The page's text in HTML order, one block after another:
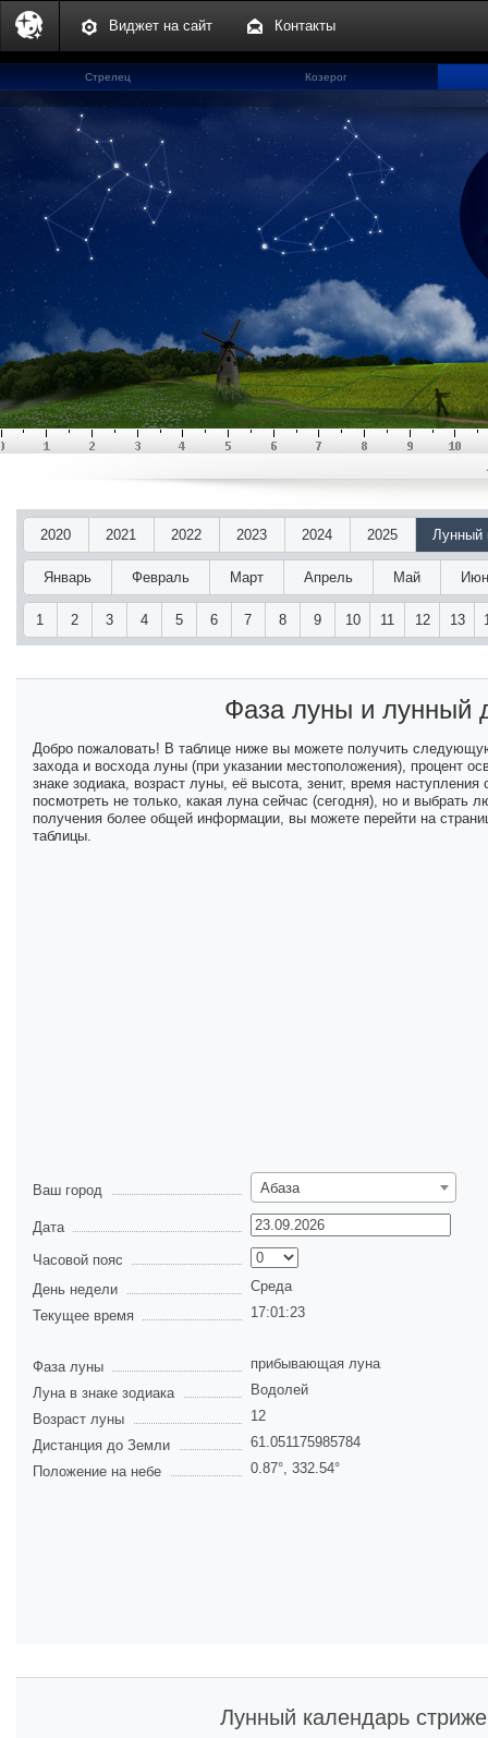
Виджет на сайт Контакты
Стрелец
Козерог
2020 2021 2022 2023 2024 2025 Лунный
Январь Февраль Март Апрель Май
1 2 3 4 5 6 7 8 9 10 11 12 13
Фаза луны и лунный
Добро пожаловать! В таблице ниже вы можете получить
захода и восхода луны (при указании местоположения), процент
знаке зодиака, возраст луны, её высота, зенит, время
посмотреть не только, какая луна сейчас (сегодня), но и
получения более общей информации, вы можете перейти на
таблицы.
Ваш город Абаза
Дата
Часовой пояс
День недели
Среда
Текущее время
17:01:23
Фаза луны
прибывающая луна
Луна в знаке зодиака
Водолей
Возраст луны
12
Дистанция до Земли
61.051175985784
Положение на небе
0.87°, 332.54°
Лунный календарь